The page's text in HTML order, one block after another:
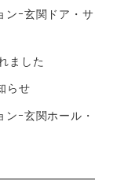
ｰ玄関ドア・サ
ました
らせ
ｰ玄関ホール・